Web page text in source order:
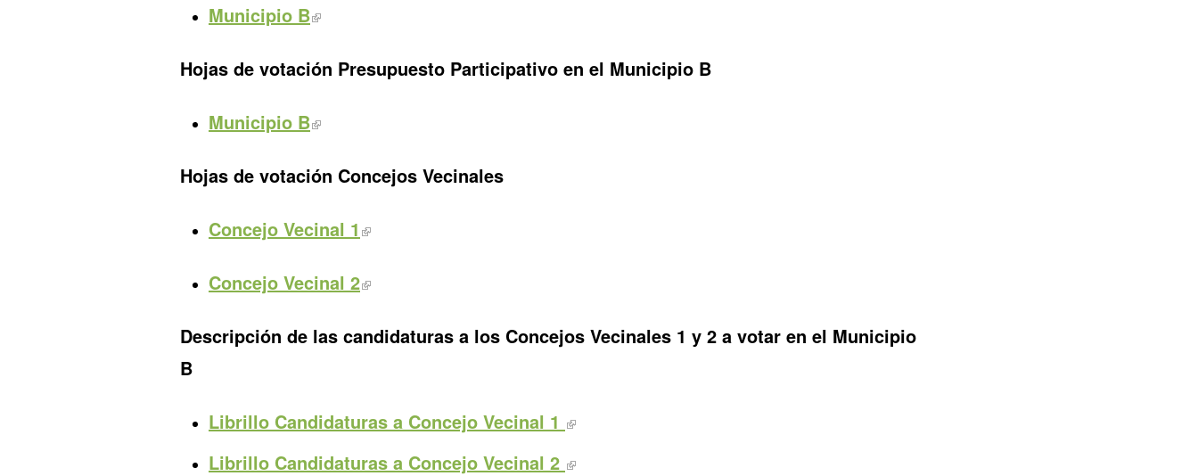
Municipio B
Hojas de votación Presupuesto Participativo en el Municipio B
Municipio B
Hojas de votación Concejos Vecinales
Concejo Vecinal 1
Concejo Vecinal 2
Descripción de las candidaturas a los Concejos Vecinales 1 y 2 a votar en el Municipio
B
Librillo Candidaturas a Concejo Vecinal 1
Librillo Candidaturas a Concejo Vecinal 2